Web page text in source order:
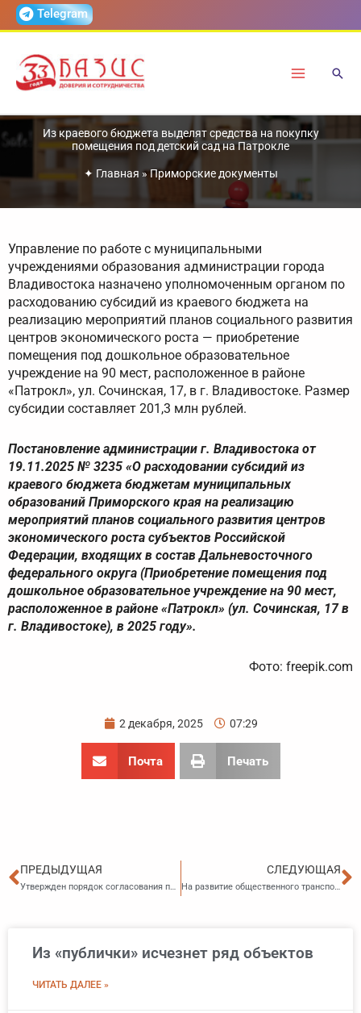
ПерейтиTelegram
Из краевого бюджета выделят средства на покупку
помещения под детский сад на Патрокле
✦ Главная »Приморские документы
Управление по работе с муниципальными
учреждениями образования администрации города
Владивостока назначено уполномоченным органом по
расходованию субсидий из краевого бюджета на
реализацию мероприятий планов социального развития
центров экономического роста — приобретение
помещения под дошкольное образовательное
учреждение на 90 мест, расположенное в районе
«Патрокл», ул. Сочинская, 17, в г. Владивостоке. Размер
субсидии составляет 201,3 млн рублей.
Постановление администрации г. Владивостока от
19.11.2025 № 3235 «О расходовании субсидий из
краевого бюджета бюджетам муниципальных
образований Приморского края на реализацию
мероприятий планов социального развития центров
экономического роста субъектов Российской
Федерации, входящих в состав Дальневосточного
федерального округа (Приобретение помещения под
дошкольное образовательное учреждение на 90 мест,
расположенное в районе «Патрокл» (ул. Сочинская, 17 в
г. Владивостоке), в 2025 году».
Фото: freepik.com
2 декабря, 2025 07:29
Почта Печать
Пред
ПРЕДЫДУЩАЯ
Утвержден порядок согласования проектов концессионных соглашений по ресурсоснабжающим объектам
СЛЕДУЮЩАЯ
На развитие общественного транспорта Владивостока потратят меньше ранее запланированного
Из «публички» исчезнет ряд объектов
ЧИТАТЬ ДАЛЕЕ »